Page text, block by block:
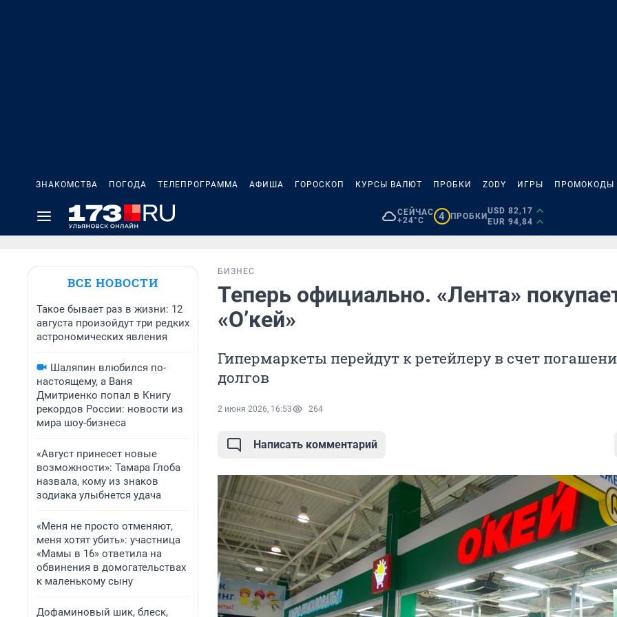
ЗНАКОМСТВА ПОГОДА ТЕЛЕПРОГРАММА АФИША ГОРОСКОП КУРСЫ ВАЛЮТ ПРОБКИ ZODY ИГРЫ ПРОМОКОДЫ
СЕЙЧАС
+24°C
4 ПРОБКИ
USD 82,17
EUR 94,84
ВСЕ НОВОСТИ
Такое бывает раз в жизни: 12
августа произойдут три редких
астрономических явления
Шаляпин влюбился по-
настоящему, а Ваня
Дмитриенко попал в Книгу
рекордов России: новости из
мира шоу-бизнеса
«Август принесет новые
возможности»: Тамара Глоба
назвала, кому из знаков
зодиака улыбнется удача
«Меня не просто отменяют,
меня хотят убить»: участница
«Мамы в 16» ответила на
обвинения в домогательствах
к маленькому сыну
Дофаминовый шик, блеск,
БИЗНЕС
Теперь официально. «Лента»
«О’кей»
Гипермаркеты перейдут к ретейлеру в счет
долгов
2 июня 2026, 16:53 264
Написать комментарий